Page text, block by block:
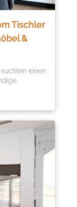
Tischler
&
einen